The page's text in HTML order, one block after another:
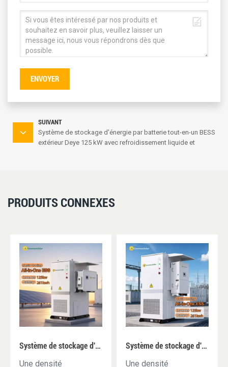
ENVOYER
SUIVANT
Système de stockage d'énergie par batterie tout-en-un BESS
extérieur Deye 125 kW avec refroidissement liquide et
PRODUITS CONNEXES
Système de stockage d'énergie par batterie tout-en-un Solis 125 kW 261 kWh avec refroidissement liquide pour l'extérieur
Une densité
Système de stockage d'énergie par batterie tout-en-un BESS extérieur Deye 125 kW avec refroidissement liquide et onduleur hybride de 261 kWh
Une densité